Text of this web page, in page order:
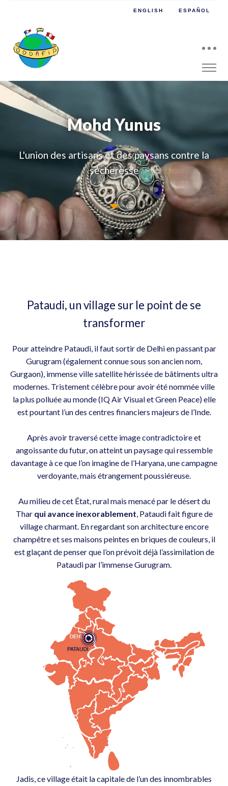
ESPAÑOL
ENGLISH
Mohd Yunus
L'union des artisans et des paysans contre la
sécheresse
Pataudi, un village sur le point de se
transformer
Pour atteindre Pataudi, il faut sortir de Delhi en passant par
Gurugram (également connue sous son ancien nom,
Gurgaon), immense ville satellite hérissée de bâtiments ultra
modernes. Tristement célèbre pour avoir été nommée ville
la plus polluée au monde (IQ Air Visual et Green Peace) elle
est pourtant l’un des centres financiers majeurs de l’Inde.
Après avoir traversé cette image contradictoire et
angoissante du futur, on atteint un paysage qui ressemble
davantage à ce que l’on imagine de l’Haryana, une campagne
verdoyante, mais étrangement poussiéreuse.
Au milieu de cet État, rural mais menacé par le désert du
Thar qui avance inexorablement, Pataudi fait figure de
village charmant. En regardant son architecture encore
champêtre et ses maisons peintes en briques de couleurs, il
est glaçant de penser que l’on prévoit déjà l’assimilation de
Pataudi par l’immense Gurugram.
Jadis, ce village était la capitale de l’un des innombrables